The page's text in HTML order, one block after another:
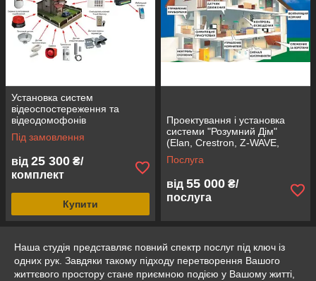
Установка систем
відеоспостереження та
відеодомофонів
Під замовлення
від 25 300 ₴/
комплект
Купити
Проектування і установка
системи "Розумний Дім"
(Elan, Crestron, Z-WAVE,
URC)
Послуга
від 55 000 ₴/
послуга
Наша студія представляє повний спектр послуг під ключ із
одних рук. Завдяки такому підходу перетворення Вашого
життєвого простору стане приємною подією у Вашому житті,